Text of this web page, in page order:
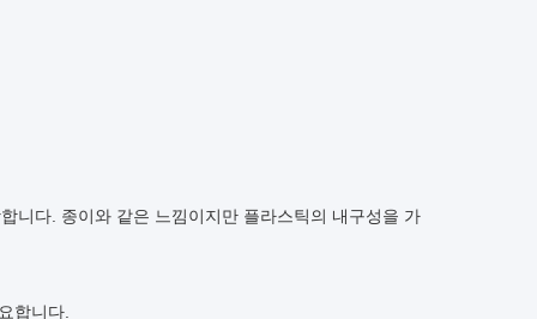
니다. 종이와 같은 느낌이지만 플라스틱의 내구성을 가
합니다.